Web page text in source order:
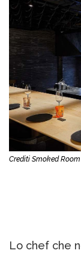
Crediti Smoked Room
Lo chef che